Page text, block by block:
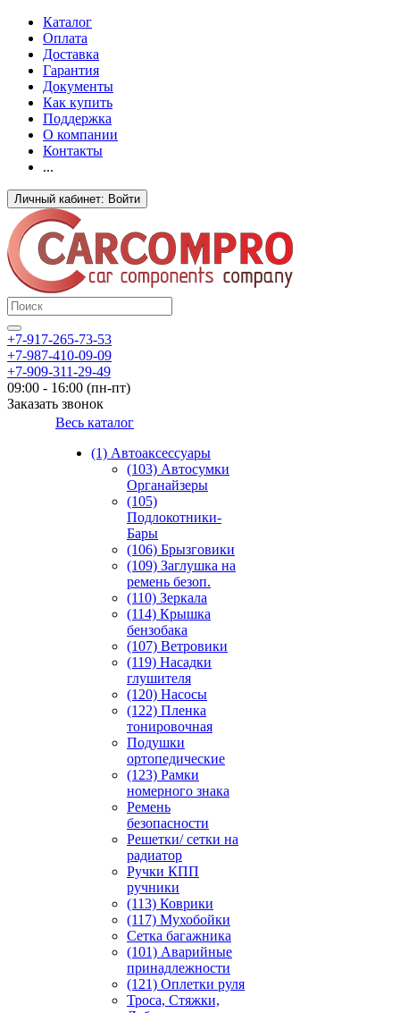
Каталог
Оплата
Доставка
Гарантия
Документы
Как купить
Поддержка
О компании
Контакты
...
Личный кабинет: Войти
+7-917-265-73-53
+7-987-410-09-09
+7-909-311-29-49
09:00 - 16:00 (пн-пт)
Заказать звонок
Весь каталог
(1) Автоаксессуары
(103) Автосумки
Органайзеры
(105)
Подлокотники-
Бары
(106) Брызговики
(109) Заглушка на
ремень безоп.
(110) Зеркала
(114) Крышка
бензобака
(107) Ветровики
(119) Насадки
глушителя
(120) Насосы
(122) Пленка
тонировочная
Подушки
ортопедические
(123) Рамки
номерного знака
Ремень
безопасности
Решетки/ сетки на
радиатор
Ручки КПП
ручники
(113) Коврики
(117) Мухобойки
Сетка багажника
(101) Аварийные
принадлежности
(121) Оплетки руля
Троса, Стяжки,